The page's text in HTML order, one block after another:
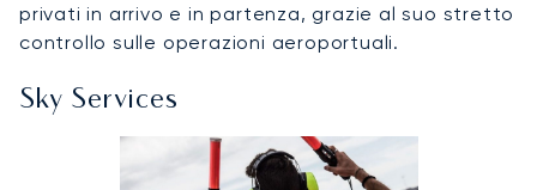
privati in arrivo e in partenza, grazie al suo stretto
controllo sulle operazioni aeroportuali.
Sky Services